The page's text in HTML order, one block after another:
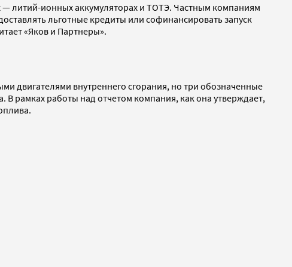
— литий-ионных аккумуляторах и ТОТЭ. Частным компаниям
льготные кредиты или софинансировать запуск
«Яков и Партнеры».
двигателями внутреннего сгорания, но три обозначенные
рамках работы над отчетом компания, как она утверждает,